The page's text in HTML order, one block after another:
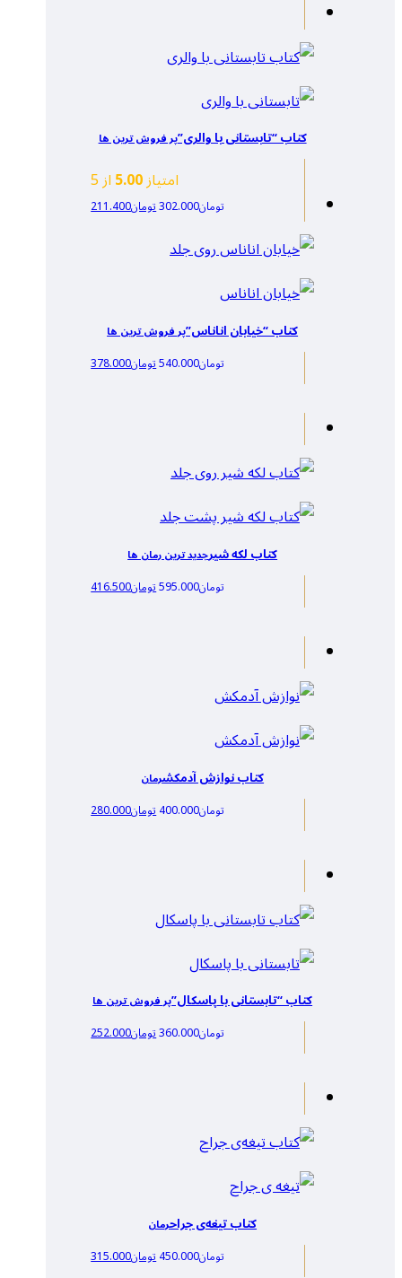
کتاب “تابستانی با والری”پر فروش ترین ها
امتیاز5.00از 5
تومان302.000تومان211.400
کتاب “خیابان اناناس”پر فروش ترین ها
تومان540.000تومان378.000
کتاب لکه شیرجدید ترین رمان ها
تومان595.000تومان416.500
کتاب نوازش آدمکشرمان
تومان400.000تومان280.000
کتاب “تابستانی با پاسکال”پر فروش ترین ها
تومان360.000تومان252.000
کتاب تیغه‌ی جراحرمان
تومان450.000تومان315.000